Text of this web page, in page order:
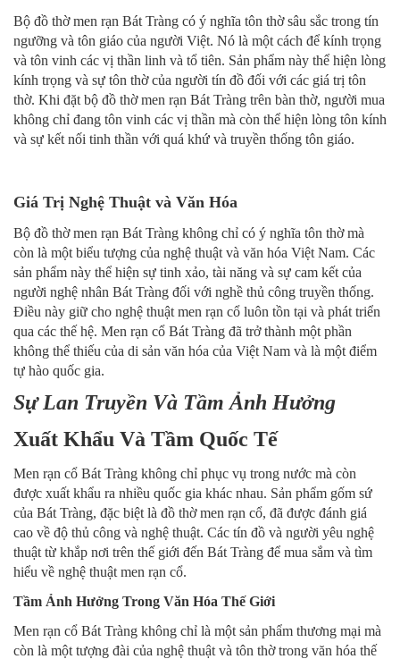
Bộ đồ thờ men rạn Bát Tràng có ý nghĩa tôn thờ sâu sắc trong tín
ngưỡng và tôn giáo của người Việt. Nó là một cách để kính trọng
và tôn vinh các vị thần linh và tổ tiên. Sản phẩm này thể hiện lòng
kính trọng và sự tôn thờ của người tín đồ đối với các giá trị tôn
thờ. Khi đặt bộ đồ thờ men rạn Bát Tràng trên bàn thờ, người mua
không chỉ đang tôn vinh các vị thần mà còn thể hiện lòng tôn kính
và sự kết nối tinh thần với quá khứ và truyền thống tôn giáo.
Giá Trị Nghệ Thuật và Văn Hóa
Bộ đồ thờ men rạn Bát Tràng không chỉ có ý nghĩa tôn thờ mà
còn là một biểu tượng của nghệ thuật và văn hóa Việt Nam. Các
sản phẩm này thể hiện sự tinh xảo, tài năng và sự cam kết của
người nghệ nhân Bát Tràng đối với nghề thủ công truyền thống.
Điều này giữ cho nghệ thuật men rạn cổ luôn tồn tại và phát triển
qua các thế hệ. Men rạn cổ Bát Tràng đã trở thành một phần
không thể thiếu của di sản văn hóa của Việt Nam và là một điểm
tự hào quốc gia.
Sự Lan Truyền Và Tầm Ảnh Hưởng
Xuất Khẩu Và Tầm Quốc Tế
Men rạn cổ Bát Tràng không chỉ phục vụ trong nước mà còn
được xuất khẩu ra nhiều quốc gia khác nhau. Sản phẩm gốm sứ
của Bát Tràng, đặc biệt là đồ thờ men rạn cổ, đã được đánh giá
cao về độ thủ công và nghệ thuật. Các tín đồ và người yêu nghệ
thuật từ khắp nơi trên thế giới đến Bát Tràng để mua sắm và tìm
hiểu về nghệ thuật men rạn cổ.
Tầm Ảnh Hưởng Trong Văn Hóa Thế Giới
Men rạn cổ Bát Tràng không chỉ là một sản phẩm thương mại mà
còn là một tượng đài của nghệ thuật và tôn thờ trong văn hóa thế